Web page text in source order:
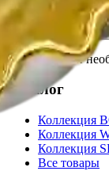
Подписываясь на
в соответствии
Для подписки
Каталог
Коллекция
Коллекция
Коллекция
Все товары